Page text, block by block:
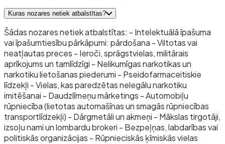
Kuras nozares netiek atbalstītas?
Šādas nozares netiek atbalstītas: - Intelektuālā īpašuma
vai īpašumtiesību pārkāpumi: pārdošana - Viltotas vai
neatļautas preces - Ieroči, sprāgstvielas, militārais
aprīkojums un tamlīdzīgi - Nelikumīgas narkotikas un
narkotiku lietošanas piederumi - Pseidofarmaceitiskie
līdzekļi - Vielas, kas paredzētas nelegālu narkotiku
imitēšanai - Daudzlīmeņu mārketings - Automobiļu
rūpniecība (lietotas automašīnas un smagās rūpniecības
transportlīdzekļi) - Dārgmetāli un akmeņi - Mākslas tirgotāji,
izsoļu nami un lombardu brokeri - Bezpeļņas, labdarības vai
politiskās organizācijas - Rūpnieciskās ķīmiskās vielas